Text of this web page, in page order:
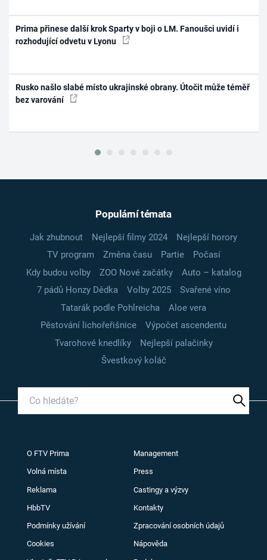
Prima přinese další krok Sparty v boji o LM. Fanoušci uvidí i
rozhodující odvetu v Lyonu
Rusko našlo slabé místo ukrajinské obrany. Útočit může téměř
bez varování
Populární témata
Jak zhubnout Nejlepší filmy 2024
Nejlepší horory
TV program
Změna času Partie
Počasí
Kdy budou volby
ZOO Nové začátky
Auto – katalog
7 pádů Honzy Dědka
Volby 2025
Svařené víno
Tatarák podle Pohlreicha
Aloe vera
Pěstování lichořeřišnice
Výpočet ascendentu
Tvarohové knedlíky
Nejlepší palačinky
Švestkový koláč
O FTV Prima Management
Volná místa Press
Reklama Castingy a výzvy
HbbTV Kontakty
Podmínky užívání Zpracování osobních údajů
Cookies Nápověda